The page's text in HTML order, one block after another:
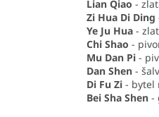
Lian Qiao -
Zi Hua Di Ding
Ye Ju Hua -
Chi Shao -
Mu Dan Pi -
Dan Shen -
Di Fu Zi - bytel
Bei Sha Shen -